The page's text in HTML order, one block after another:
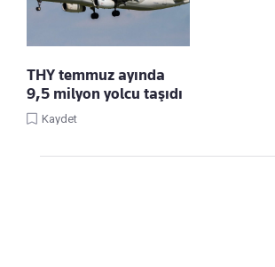
THY temmuz ayında
9,5 milyon yolcu taşıdı
Kaydet